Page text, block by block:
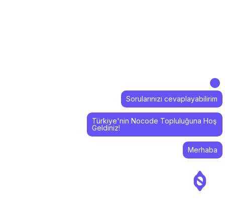
Merhaba
Türkiye'nin Nocode Topluluğuna Hoş
Geldiniz!
Sorularınızı cevaplayabilirim